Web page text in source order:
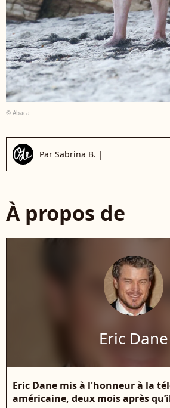
© Abaca
Par Sabrina B. |
À propos de
Eric Dane
Eric Dane mis à l'honneur à la
américaine, deux mois après